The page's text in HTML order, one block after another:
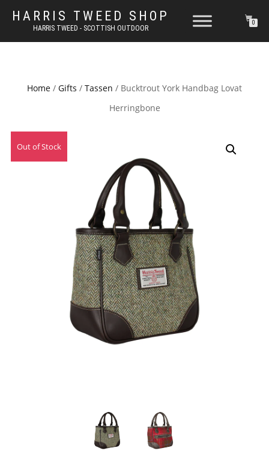
HARRIS TWEED SHOP
HARRIS TWEED - SCOTTISH OUTDOOR
0
Home / Gifts / Tassen / Bucktrout York Handbag Lovat
Herringbone
Out of Stock